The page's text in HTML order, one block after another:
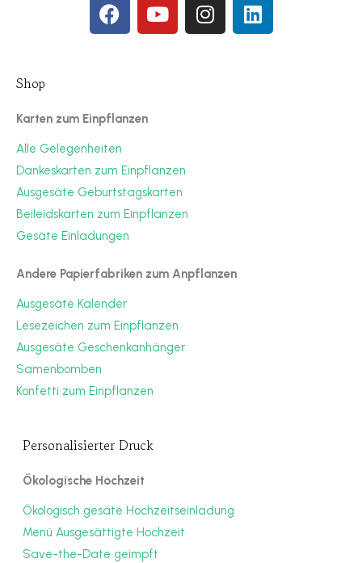
Shop
Karten zum Einpflanzen
Alle Gelegenheiten
Dankeskarten zum Einpflanzen
Ausgesäte Geburtstagskarten
Beileidskarten zum Einpflanzen
Gesäte Einladungen
Andere Papierfabriken zum Anpflanzen
Ausgesäte Kalender
Lesezeichen zum Einpflanzen
Ausgesäte Geschenkanhänger
Samenbomben
Konfetti zum Einpflanzen
Personalisierter Druck
Ökologische Hochzeit
Ökologisch gesäte Hochzeitseinladung
Menü Ausgesättigte Hochzeit
Save-the-Date geimpft